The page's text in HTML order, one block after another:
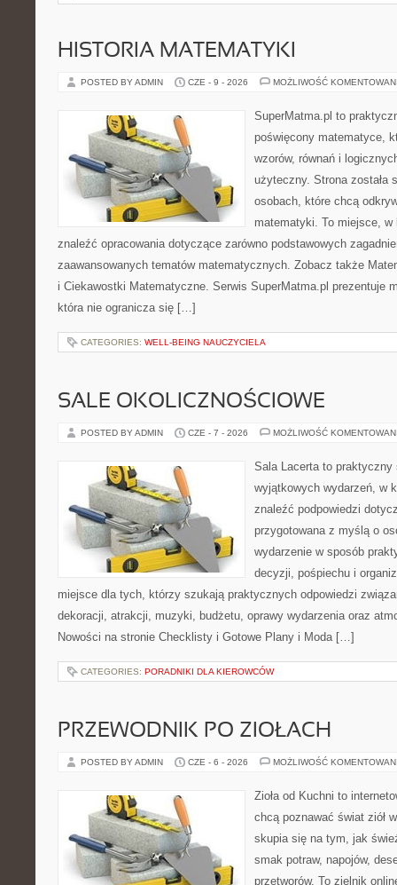
HISTORIA MATEMATYKI
POSTED BY ADMIN CZE - 9 - 2026 MOŻLIWOŚĆ
SuperMatma.pl to
poświęcony matematyce,
wzorów, równań i
użyteczny. Strona została
osobach, które chcą
matematyki. To miejsce,
znaleźć opracowania dotyczące zarówno podstawowych
zaawansowanych tematów matematycznych. Zobacz także
i Ciekawostki Matematyczne. Serwis SuperMatma.pl prezentuje
która nie ogranicza się […]
CATEGORIES: WELL-BEING NAUCZYCIELA
SALE OKOLICZNOŚCIOWE
POSTED BY ADMIN CZE - 7 - 2026 MOŻLIWOŚĆ
Sala Lacerta to praktyczny
wyjątkowych wydarzeń, w
znaleźć podpowiedzi
przygotowana z myślą o
wydarzenie w sposób
decyzji, pośpiechu i
miejsce dla tych, którzy szukają praktycznych odpowiedzi
dekoracji, atrakcji, muzyki, budżetu, oprawy wydarzenia oraz
Nowości na stronie Checklisty i Gotowe Plany i Moda […]
CATEGORIES: PORADNIKI DLA KIEROWCÓW
PRZEWODNIK PO ZIOŁACH
POSTED BY ADMIN CZE - 6 - 2026 MOŻLIWOŚĆ
Zioła od Kuchni to
chcą poznawać świat ziół
skupia się na tym, jak
smak potraw, napojów,
przetworów. To zielnik